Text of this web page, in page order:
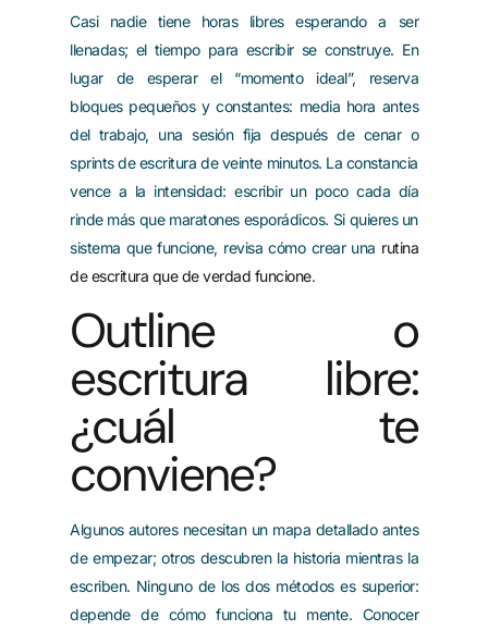
Casi nadie tiene horas libres esperando a ser
llenadas; el tiempo para escribir se construye. En
lugar de esperar el “momento ideal”, reserva
bloques pequeños y constantes: media hora antes
del trabajo, una sesión fija después de cenar o
sprints de escritura de veinte minutos. La constancia
vence a la intensidad: escribir un poco cada día
rinde más que maratones esporádicos. Si quieres un
sistema que funcione, revisa cómo crear una rutina
de escritura que de verdad funcione.
Outline o
escritura libre:
¿cuál te
conviene?
Algunos autores necesitan un mapa detallado antes
de empezar; otros descubren la historia mientras la
escriben. Ninguno de los dos métodos es superior:
depende de cómo funciona tu mente. Conocer